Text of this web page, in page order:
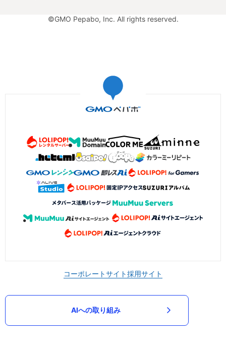
©GMO Pepabo, Inc. All rights reserved.
コーポレートサイト採用サイト
AIへの取り組み